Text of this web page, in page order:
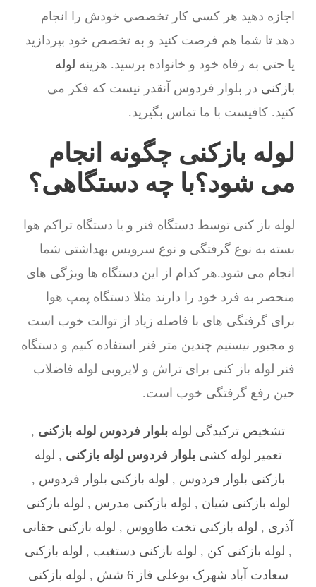
اجازه دهید هر کسی کار تخصصی خودش را انجام
دهد تا شما هم فرصت کنید و به تخصص خود بپردازید
یا حتی به رفاه خود و خانواده برسید. هزینه لوله
بازکنی در بلوار فردوس آنقدر نیست که فکر می
کنید. کافیست با ما تماس بگیرید.
لوله بازکنی چگونه انجام
می شود؟با چه دستگاهی؟
لوله باز کنی توسط دستگاه فنر و یا دستگاه تراکم هوا
بسته به نوع گرفتگی و نوع سرویس بهداشتی شما
انجام می شود.هر کدام از این دستگاه ها ویژگی های
منحصر به فرد خود را دارند مثلا دستگاه پمپ هوا
برای گرفتگی های با فاصله زیاد از توالت خوب است
و مجبور نیستیم چندین متر فنر استفاده کنیم و دستگاه
فنر لوله باز کنی برای تراش و لایروبی لوله فاضلاب
حین رفع گرفتگی خوب است.
تشخیص ترکیدگی لوله بلوار فردوس لوله بازکنی ,
تعمیر لوله کشیبلوار فردوس لوله بازکنی , لوله
بازکنی بلوار فردوس , لوله بازکنی بلوار فردوس ,
لوله بازکنی شیان , لوله بازکنی مدرس , لوله بازکنی
آذری , لوله بازکنی تخت طاووس , لوله بازکنی حقانی
, لوله بازکنی کن , لوله بازکنی دستغیب , لوله بازکنی
سعادت آباد شهرک بوعلی فاز 6 شش
, لوله بازکنی